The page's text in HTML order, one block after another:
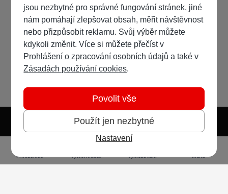
Světlý režim Předvolba systému
Přihlásit se Vytvořit účet Vyhledávání Menu
jsou nezbytné pro správné fungování stránek, jiné
nám pomáhají zlepšovat obsah, měřit návštěvnost
nebo přizpůsobit reklamu. Svůj výběr můžete
kdykoli změnit. Více si můžete přečíst v
Prohlášení o zpracování osobních údajů a také v
Zásadách používání cookies.
Použít jen nezbytné
Povolit vše
Nastavení